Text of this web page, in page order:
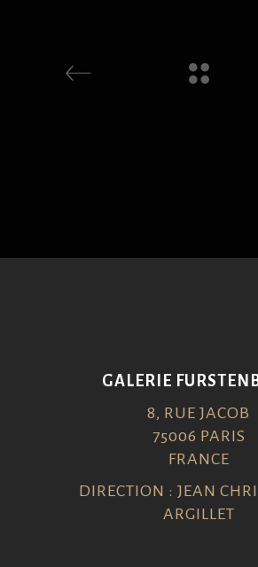
GALERIE
8, RUE JACOB
75006 PARIS
FRANCE
DIRECTION : JEAN
ARGILLET